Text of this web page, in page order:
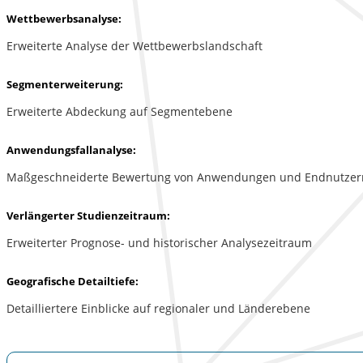
Wettbewerbsanalyse:
Erweiterte Analyse der Wettbewerbslandschaft
Segmenterweiterung:
Erweiterte Abdeckung auf Segmentebene
Anwendungsfallanalyse:
Maßgeschneiderte Bewertung von Anwendungen und
Verlängerter Studienzeitraum:
Erweiterter Prognose- und historischer Analysezeitraum
Geografische Detailtiefe:
Detailliertere Einblicke auf regionaler und Länderebene